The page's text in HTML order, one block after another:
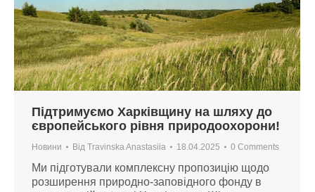
Підтримуємо Харківщину на шляху до
європейського рівня природоохорони!
Новини Від Travinska Anastasiia 18.04.2025 0 Comments
Ми підготували комплексну пропозицію щодо
розширення природно-заповідного фонду в